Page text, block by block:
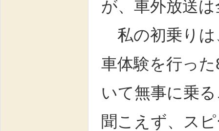
が、車外放送
私の初乗りは
車体験を行っ
いて無事に乗
聞こえず、ス